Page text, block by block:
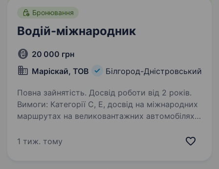
Бронювання
Водій-міжнародник
20 000 грн
Маріскай, ТОВ
Білгород-Дністровський
Повна зайнятість. Досвід роботи від 2 років.
Вимоги: Категорії С, Е, досвід на міжнародних
маршрутах на великовантажних автомобілях.
водіїв з досвідом, для виконання міжнародних
1 тиж. тому